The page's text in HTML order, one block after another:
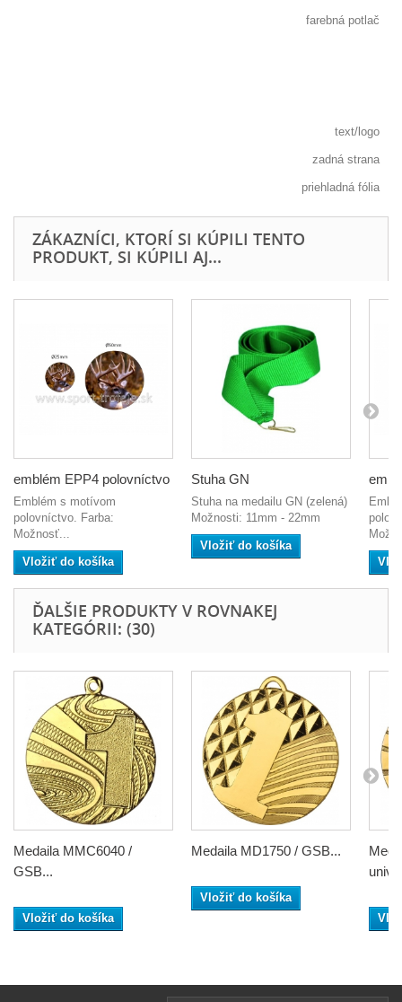
farebná potlač
text/logo
zadná strana
priehladná fólia
ZÁKAZNÍCI, KTORÍ SI KÚPILI TENTO
PRODUKT, SI KÚPILI AJ...
emblém EPP4 polovníctvo
Emblém s motívom
polovníctvo. Farba:
Možnosť...
Vložiť do košíka
Stuha GN
Stuha na medailu GN (zelená)
Možnosti: 11mm - 22mm
Vložiť do košíka
ĎALŠIE PRODUKTY V ROVNAKEJ
KATEGÓRII: (30)
Medaila MMC6040 /
GSB...
Vložiť do košíka
Medaila MD1750 / GSB...
Vložiť do košíka